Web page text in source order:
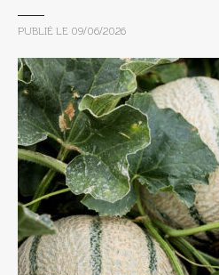
PUBLIÉ LE 09/06/2026